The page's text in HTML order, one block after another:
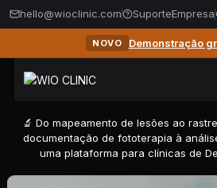
hello@wioclinic.com SuporteEmpresa
NOVO Demonstração
🔬 Do mapeamento de lesões ao
documentação de fototerapia à
uma plataforma para clínicas de